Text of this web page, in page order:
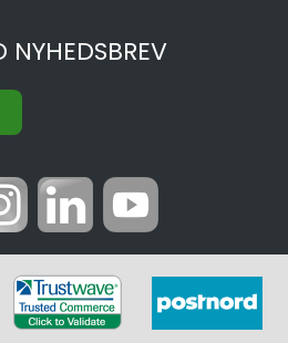
NYHEDSBREV